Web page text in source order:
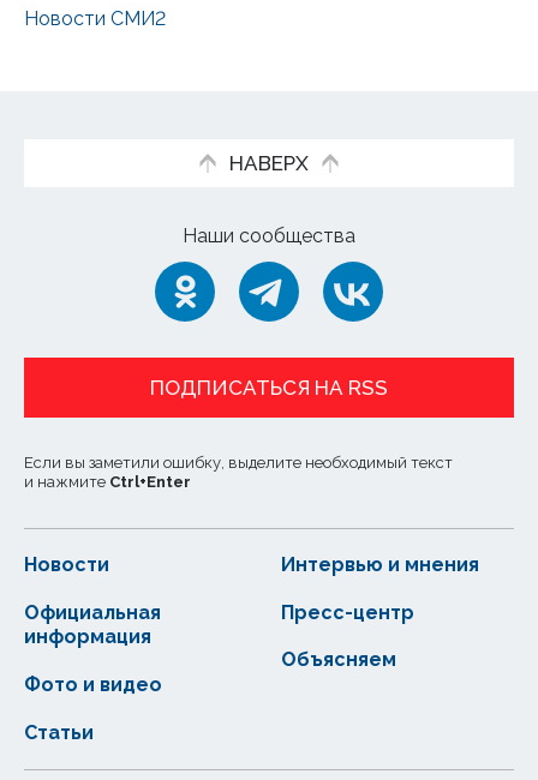
Новости СМИ2
НАВЕРХ
Наши сообщества
ПОДПИСАТЬСЯ НА RSS
Если вы заметили ошибку, выделите необходимый текст
и нажмите Ctrl+Enter
Новости
Статьи
Официальная
информация
Интервью и мнения
Фото и видео
Пресс-центр
Объясняем